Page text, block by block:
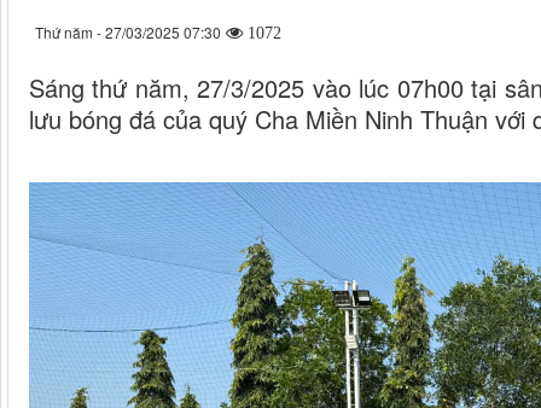
Thứ năm - 27/03/2025 07:30 1072
Sáng thứ năm, 27/3/2025 vào lúc 07h00 tại
lưu bóng đá của quý Cha Miền Ninh Thuận